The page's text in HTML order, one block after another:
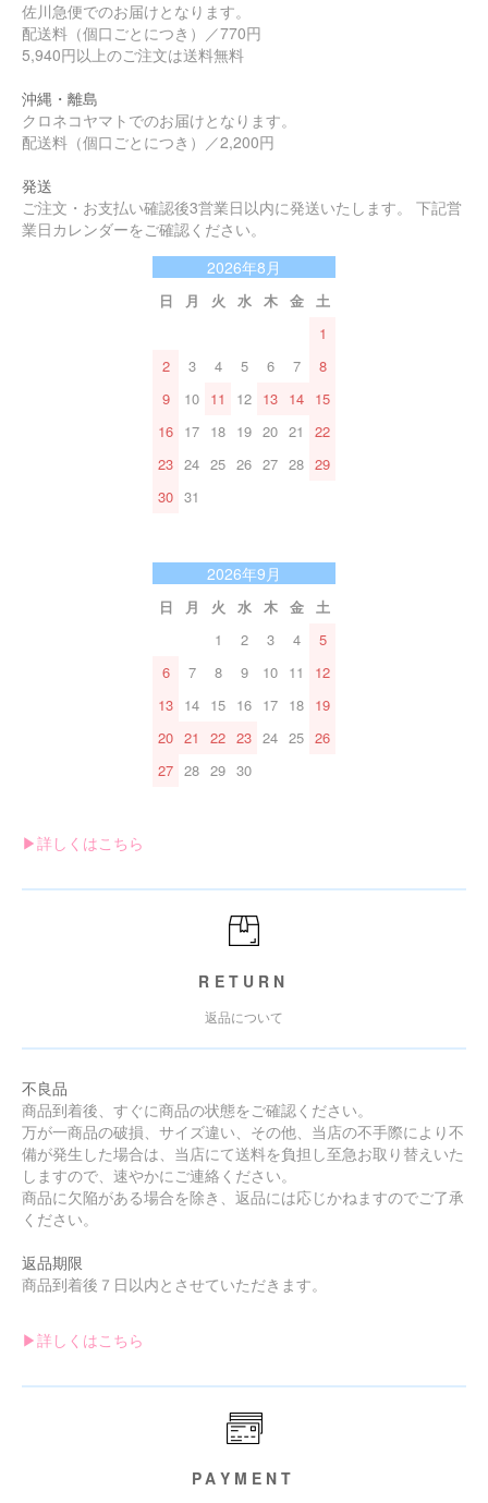
佐川急便でのお届けとなります。
配送料（個口ごとにつき）／770円
5,940円以上のご注文は送料無料
沖縄・離島
クロネコヤマトでのお届けとなります。
配送料（個口ごとにつき）／2,200円
発送
ご注文・お支払い確認後3営業日以内に発送いたします。 下記営
業日カレンダーをご確認ください。
2026年8月
日 月 火 水 木 金
土
1
2
3 4 5 6 7
8
9
10 11 12 13 14 15
16 17 18 19 20 21
22
23 24 25 26 27 28 29
30 31
2026年9月
日 月 火 水 木 金
土
1
2 3 4
5
6
7 8 9 10 11
12
13 14 15 16 17 18 19
20 21 22 23 24 25 26
27 28 29 30
▶︎詳しくはこちら
RETURN
返品について
不良品
商品到着後、すぐに商品の状態をご確認ください。
万が一商品の破損、サイズ違い、その他、当店の不手際により不
備が発生した場合は、当店にて送料を負担し至急お取り替えいた
しますので、速やかにご連絡ください。
商品に欠陥がある場合を除き、返品には応じかねますのでご了承
ください。
返品期限
商品到着後７日以内とさせていただきます。
▶︎詳しくはこちら
PAYMENT